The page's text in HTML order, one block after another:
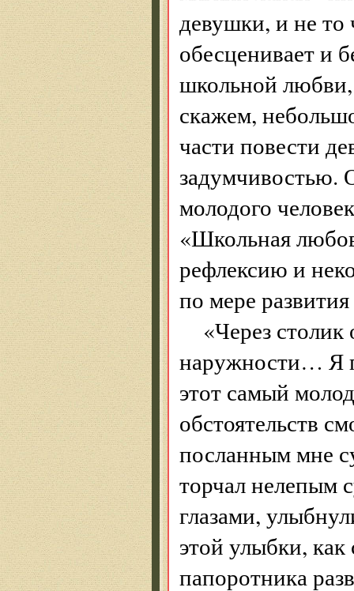
девушки, и не то
обесценивает и
школьной любви,
скажем,
части повести
задумчивостью.
молодого
«Школьная
рефлексию и
по мере
«Через столик
наружности… Я
этот самый
обстоятельств
посланным мне
торчал нелепым
глазами,
этой улыбки,
папоротника